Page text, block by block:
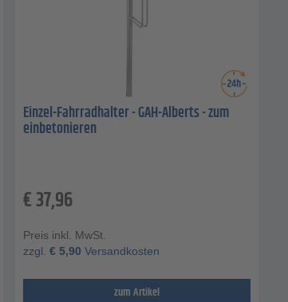
Einzel-Fahrradhalter - GAH-Alberts - zum
einbetonieren
€37,96
Preis inkl. MwSt.
zzgl. € 5,90 Versandkosten
zum Artikel